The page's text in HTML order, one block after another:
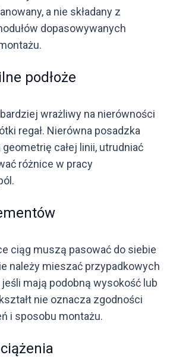
a nie składany z
dopasowywanych
podłoże
wrażliwy na nierówności
regał. Nierówna posadzka
geometrię całej linii, utrudniać
różnice w pracy
ciąg muszą pasować do siebie
należy mieszać przypadkowych
mają podobną wysokość lub
nie oznacza zgodności
i sposobu montażu.